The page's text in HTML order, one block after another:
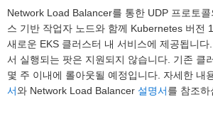
Network Load Balancer를 통한 UDP 프로토
스 기반 작업자 노드와 함께 Kubernetes 버전
새로운 EKS 클러스터 내 서비스에 제공됩니다
서 실행되는 팟은 지원되지 않습니다. 기존 클
몇 주 이내에 롤아웃될 예정입니다. 자세한 내
서와 Network Load Balancer 설명서를 참조하